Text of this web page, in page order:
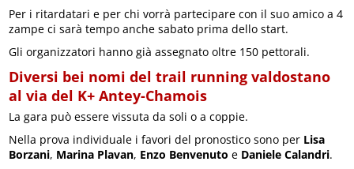
Per i ritardatari e per chi vorrà partecipare con il suo amico a 4
zampe ci sarà tempo anche sabato prima dello start.
Gli organizzatori hanno già assegnato oltre 150 pettorali.
Diversi bei nomi del trail running valdostano
al via del K+ Antey-Chamois
La gara può essere vissuta da soli o a coppie.
Nella prova individuale i favori del pronostico sono per Lisa
Borzani, Marina Plavan, Enzo Benvenuto e Daniele Calandri.